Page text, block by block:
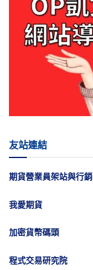
友站連結
期貨營業員架站與行銷
我愛期貨
加密貨幣碼頭
程式交易研究院